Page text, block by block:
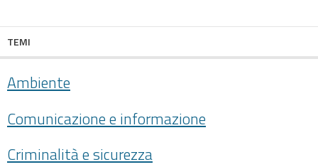
TEMI
Ambiente
Comunicazione e informazione
Criminalità e sicurezza